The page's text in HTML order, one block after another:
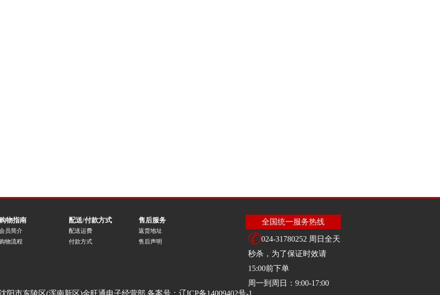
物指南
员简介
物流程
配送/付款方式
配送运费
付款方式
售后服务
返货地址
售后声明
全国统一服务热线
024-31780252 周日全天
秒杀，为了保证时效请
15:00前下单
周一到周日：9:00-17:00
阳市东陵区(浑南新区)金旺通电子经营部 备案号： 辽ICP备14009402号-1